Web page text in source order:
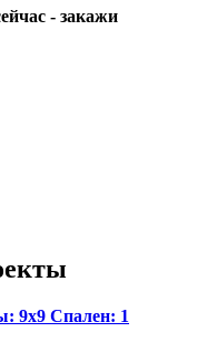
- закажи
9х9 Спален: 1